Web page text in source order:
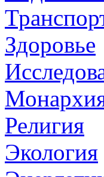
Здоровье
Религия
Экология